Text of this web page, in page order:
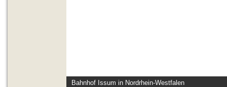
Bahnhof Issum in Nordrhein-Westfalen